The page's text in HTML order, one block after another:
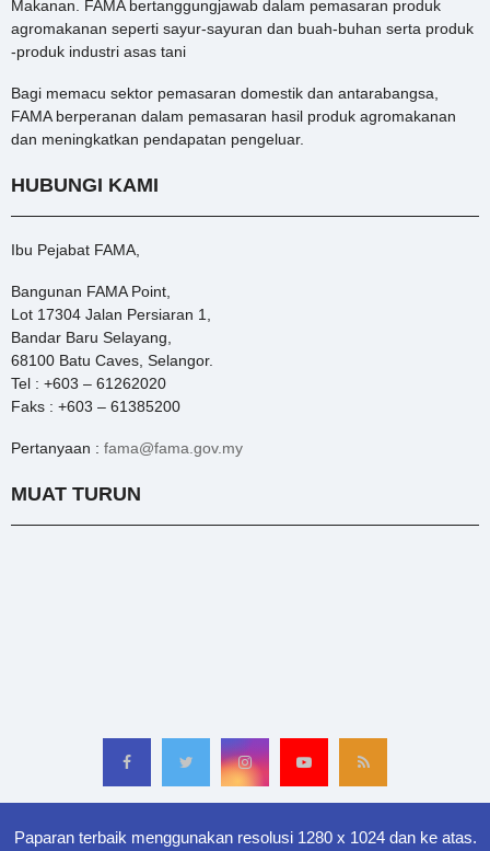
Makanan. FAMA bertanggungjawab dalam pemasaran produk
agromakanan seperti sayur-sayuran dan buah-buhan serta produk
-produk industri asas tani
Bagi memacu sektor pemasaran domestik dan antarabangsa,
FAMA berperanan dalam pemasaran hasil produk agromakanan
dan meningkatkan pendapatan pengeluar.
HUBUNGI KAMI
Ibu Pejabat FAMA,
Bangunan FAMA Point,
Lot 17304 Jalan Persiaran 1,
Bandar Baru Selayang,
68100 Batu Caves, Selangor.
Tel : +603 – 61262020
Faks : +603 – 61385200
Pertanyaan : fama@fama.gov.my
MUAT TURUN
Paparan terbaik menggunakan resolusi 1280 x 1024 dan ke atas.